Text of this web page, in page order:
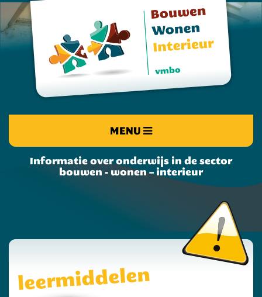
MENU
Informatie over onderwijs in de sector
bouwen - wonen – interieur
leermiddelen